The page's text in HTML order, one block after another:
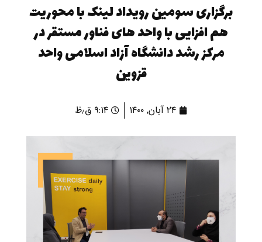
برگزاری سومین رویداد لینک با محوریت
هم افزایی با واحد های فناور مستقر در
مرکز رشد دانشگاه آزاد اسلامی واحد
قزوین
۲۴ آبان, ۱۴۰۰ ۹:۱۴ ق٫ظ